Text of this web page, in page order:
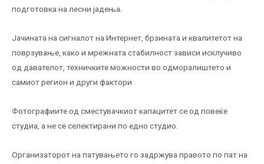
подготовка на лесни јадења.
Јачината на сигналот на Интернет, брзината и квалитетот на
поврзување, како и мрежната стабилност зависи исклучиво
од давателот, техничките можности во одморалиштето и
самиот регион и други фактори
Фотографиите од сместувачкиот капацитет се од повеќе
студиа, а не се селектирани по едно студио.
Организаторот на патувањето го задржува правото по пат на